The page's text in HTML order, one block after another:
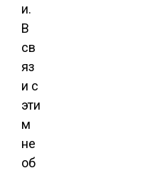
и.
В
св
яз
и с
эти
м
не
об